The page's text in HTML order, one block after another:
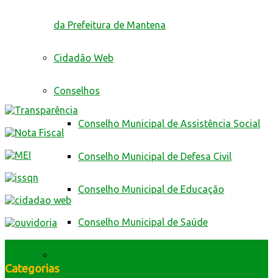
da Prefeitura de Mantena
Cidadão Web
Conselhos
Conselho Municipal de Assistência Social
Conselho Municipal de Defesa Civil
Conselho Municipal de Educação
Conselho Municipal de Saúde
Categorias